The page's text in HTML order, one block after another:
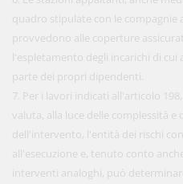
quadro stipulate con le compagnie
provvedono alle coperture
l'espletamento degli incarichi di cui
parte dei propri dipendenti.
7. Per i lavori indicati all'articolo
valuta, alla luce delle complessità
dell'intervento, l'entità dei rischi
all'esecuzione e, tenuto conto
interventi analoghi, può